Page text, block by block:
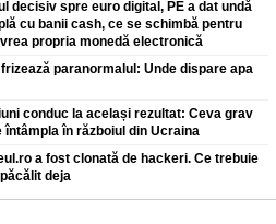
decisiv spre euro digital, PE a dat undă
cu banii cash, ce se schimbă pentru
propria monedă electronică
paranormalul: Unde dispare apa
conduc la același rezultat: Ceva grav
întâmpla în războiul din Ucraina
a fost clonată de hackeri. Ce trebuie
deja